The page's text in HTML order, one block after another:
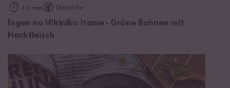
15 min Glutenfrei
Ingen no Hikiniku Itame - Grüne Bohnen mit
Hackfleisch